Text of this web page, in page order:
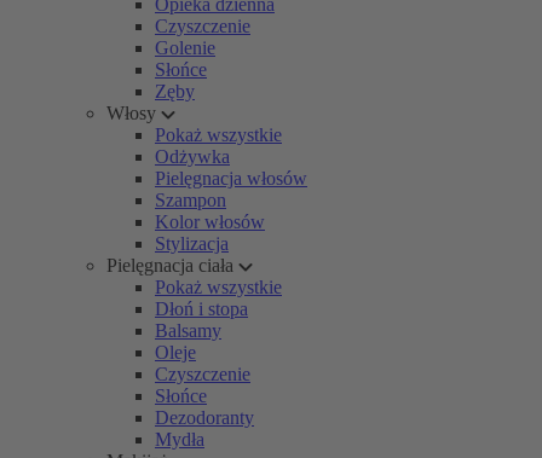
Opieka dzienna
Czyszczenie
Golenie
Słońce
Zęby
Włosy
Pokaż wszystkie
Odżywka
Pielęgnacja włosów
Szampon
Kolor włosów
Stylizacja
Pielęgnacja ciała
Pokaż wszystkie
Dłoń i stopa
Balsamy
Oleje
Czyszczenie
Słońce
Dezodoranty
Mydła